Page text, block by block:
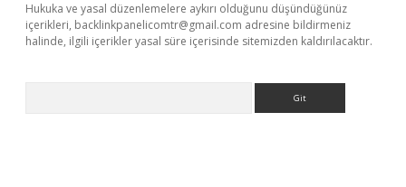
Hukuka ve yasal düzenlemelere aykırı olduğunu düşündüğünüz
içerikleri, backlinkpanelicomtr@gmail.com adresine bildirmeniz
halinde, ilgili içerikler yasal süre içerisinde sitemizden kaldırılacaktır.